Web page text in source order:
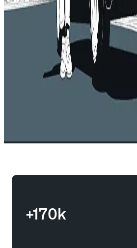
+170k